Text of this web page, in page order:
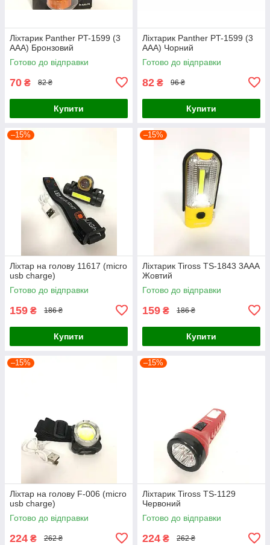
Ліхтарик Panther PT-1599 (3
AAA) Бронзовий
Готово до відправки
70 ₴ 82 ₴
Купити
Ліхтарик Panther PT-1599 (3
AAA) Чорний
Готово до відправки
82 ₴ 96 ₴
Купити
–15%
Ліхтар на голову 11617 (micro
usb charge)
Готово до відправки
159 ₴ 186 ₴
Купити
–15%
Ліхтарик Tiross TS-1843 3AAA
Жовтий
Готово до відправки
159 ₴ 186 ₴
Купити
–15%
Ліхтар на голову F-006 (micro
usb charge)
Готово до відправки
224 ₴ 262 ₴
–15%
Ліхтарик Tiross TS-1129
Червоний
Готово до відправки
224 ₴ 262 ₴